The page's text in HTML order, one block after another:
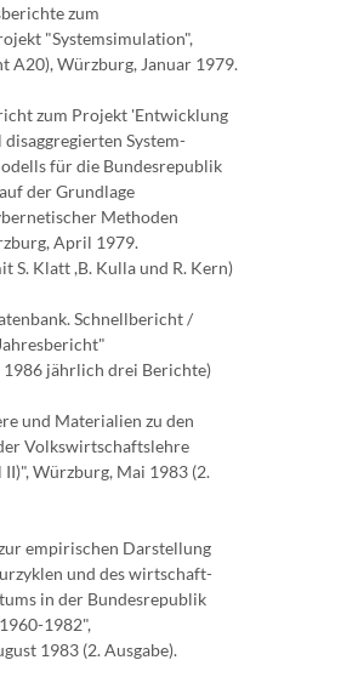
zum
"Systemsimulation",
A20), Würzburg, Januar 1979.
zum Projekt 'Entwicklung
disaggregierten System-
für die Bundesrepublik
der Grundlage
Methoden
April 1979.
S. Klatt ,B. Kulla und R. Kern)
Schnellbericht /
1986 jährlich drei Berichte)
und Materialien zu den
Volkswirtschaftslehre
II)", Würzburg, Mai 1983 (2.
empirischen Darstellung
und des wirtschaft-
in der Bundesrepublik
1982",
1983 (2. Ausgabe).